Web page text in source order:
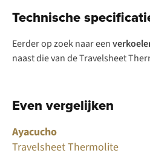
Technische
Eerder op zoek naar een
naast die van de Travelsheet
Even vergelijken
Ayacucho
Travelsheet Thermolite